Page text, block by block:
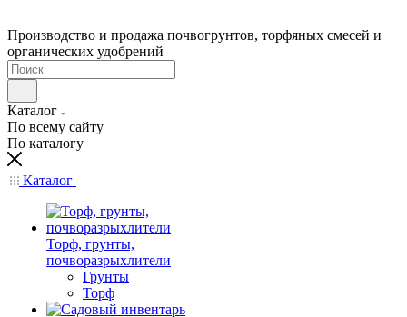
Производство и продажа почвогрунтов, торфяных смесей и
органических удобрений
Каталог
По всему сайту
По каталогу
Каталог
Торф, грунты,
почворазрыхлители
Грунты
Торф